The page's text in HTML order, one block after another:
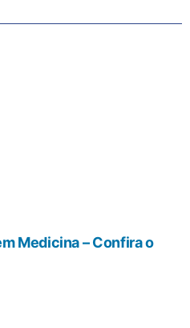
Medicina – Confira o